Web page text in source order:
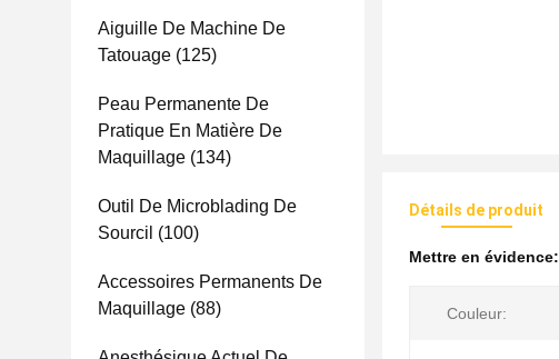
Aiguille De Machine De
Tatouage (125)
Peau Permanente De
Pratique En Matière De
Maquillage (134)
Outil De Microblading De
Sourcil (100)
Accessoires Permanents De
Maquillage (88)
Détails de produit
Mettre en évidence:
Couleur: